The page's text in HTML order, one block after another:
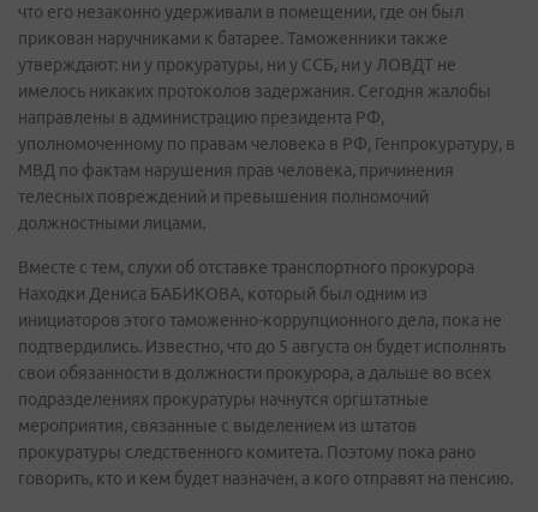
что его незаконно удерживали в помещении, где он был
прикован наручниками к батарее. Таможенники также
утверждают: ни у прокуратуры, ни у ССБ, ни у ЛОВДТ не
имелось никаких протоколов задержания. Сегодня жалобы
направлены в администрацию президента РФ,
уполномоченному по правам человека в РФ, Генпрокуратуру, в
МВД по фактам нарушения прав человека, причинения
телесных повреждений и превышения полномочий
должностными лицами.
Вместе с тем, слухи об отставке транспортного прокурора
Находки Дениса БАБИКОВА, который был одним из
инициаторов этого таможенно-коррупционного дела, пока не
подтвердились. Известно, что до 5 августа он будет исполнять
свои обязанности в должности прокурора, а дальше во всех
подразделениях прокуратуры начнутся оргштатные
мероприятия, связанные с выделением из штатов
прокуратуры следственного комитета. Поэтому пока рано
говорить, кто и кем будет назначен, а кого отправят на пенсию.